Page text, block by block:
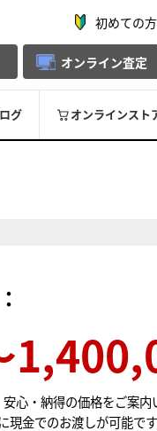
初めての
オンライン査定
グ オンラインスト
心・納得の価格をご案内
現金でのお渡しが可能です